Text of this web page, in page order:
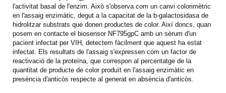
l'activitat basal de l'enzim. Això s'observa com un canvi colorimètric
en l'assaig enzimàtic, degut a la capacitat de la b-galactosidasa de
hidrolitzar substrats que donen productes de color. Així doncs, quan
posem en contacte el biosensor NF795gpC amb un sèrum d'un
pacient infectat per VIH, detectem fàcilment que aquest ha estat
infectat. Els resultats de l'assaig s'expressen com un factor de
reactivació de la proteïna, que correspon al percentatge de la
quantitat de producte de color produït en l'assaig enzimàtic en
presència d'anticòs respecte al generat en absència d'anticòs.